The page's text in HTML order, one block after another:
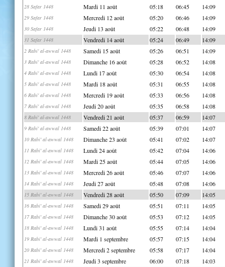
28 Safar 1448 Mardi 11 août 05:18 06:45 14:09
29 Safar 1448 Mercredi 12 août 05:20 06:46 14:09
30 Safar 1448 Jeudi 13 août 05:22 06:48 14:09
31 Safar 1448 Vendredi 14 août 05:24 06:49 14:09
2 Rabi' al-awwal 1448 Samedi 15 août 05:26 06:51 14:09
3 Rabi' al-awwal 1448 Dimanche 16 août 05:28 06:52 14:08
4 Rabi' al-awwal 1448 Lundi 17 août 05:30 06:54 14:08
5 Rabi' al-awwal 1448 Mardi 18 août 05:31 06:55 14:08
6 Rabi' al-awwal 1448 Mercredi 19 août 05:33 06:56 14:08
7 Rabi' al-awwal 1448 Jeudi 20 août 05:35 06:58 14:08
8 Rabi' al-awwal 1448 Vendredi 21 août 05:37 06:59 14:07
9 Rabi' al-awwal 1448 Samedi 22 août 05:39 07:01 14:07
10 Rabi' al-awwal 1448 Dimanche 23 août 05:41 07:02 14:07
11 Rabi' al-awwal 1448 Lundi 24 août 05:42 07:04 14:06
12 Rabi' al-awwal 1448 Mardi 25 août 05:44 07:05 14:06
13 Rabi' al-awwal 1448 Mercredi 26 août 05:46 07:07 14:06
14 Rabi' al-awwal 1448 Jeudi 27 août 05:48 07:08 14:06
15 Rabi' al-awwal 1448 Vendredi 28 août 05:50 07:09 14:05
16 Rabi' al-awwal 1448 Samedi 29 août 05:51 07:11 14:05
17 Rabi' al-awwal 1448 Dimanche 30 août 05:53 07:12 14:05
18 Rabi' al-awwal 1448 Lundi 31 août 05:55 07:14 14:04
19 Rabi' al-awwal 1448 Mardi 1 septembre 05:57 07:15 14:04
20 Rabi' al-awwal 1448 Mercredi 2 septembre 05:58 07:17 14:04
21 Rabi' al-awwal 1448 Jeudi 3 septembre 06:00 07:18 14:03